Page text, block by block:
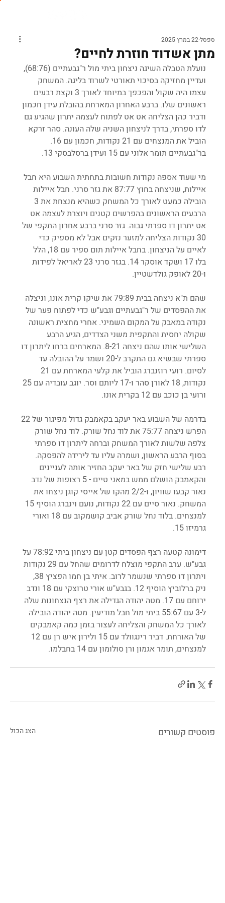
מתן אשדוד חוזרת לחיים?
ספסל22 במרץ 2025
נועלת הטבלה השיגה ניצחון ביתי מול ר"גבעתיים (68:76),
ועדיין מחזיקה בסיכוי תאורטי לשרוד בליגה. המשחק
עצמו היה שקול והפכפך במיוחד לאורך 3 וקצת רבעים
ראשונים שלו. ברבע האחרון המארחת בהובלת עידן חכמון
ודביר כהן הצליחה אט אט לפתוח לעצמה יתרון שהגיע גם
לדו ספרתי, בדרך לניצחון השניה שלה העונה. סהר זרקא
הוביל את המנצחים עם 21 נקודות, חכמון עם 16.
בר"גבעתיים תומר אלוני עם 15 ועידן ברסלבסקי 13.
מי שעוד אספה נקודות חשובות בתחתית השבוע היא חבל
איילות, שניצחה בחוץ 87:77 את גזר סרני. חבל איילות
הרבעים הראשונים בהפרשים קטנים ויוצרת לעצמה אט
אט יתרון דו ספרתי גבוה. גזר סרני ברבע אחרון התקפי של
30 נקודות הצליחה למזער נזקים אבל לא מספיק כדי
לאיים על הניצחון. בחבל איילות תום ספיר עם 18, הלל
בלו 17 ושקד אוסקר 14. בגזר סרני 23 לאריאל לפידות
ו-20 לאופק גולדשטיין.
שהם ת"א ניצחה בבית 79:89 את שיקו קרית אונו, וניצלה
את ההפסדים של ר"גבעתיים וגבע"ש כדי לפתוח פער של
נקודה במאבק על המקום השמיני. אחרי מחצית ראשונה
שקולה יחסית והתקפית משני הצדדים, הגיע הרבע
השלישי אותו שהם ניצחה 8-21. המארחים ברחו ליתרון דו
ספרתי שבשיא גם התקרב ל-20 ושמר על ההובלה עד
ורועי בן כוכב עם 12 בקרית אונו.
הפרש ניצחה 75:77 את לוד נחל שורק. לוד נחל שורק
צלפה שלשות לאורך המשחק וברחה ליתרון דו ספרתי
בסוף הרבע הראשון, ושמרה עליו עד לירידה להפסקה.
רבע שלישי חזק של באר יעקב החזיר אותה לעניינים
והקאמבק הושלם ממש במאני טיים - 5 רצופות של נדב
נאור קבעו שוויון, ו-2/2 מהקו של אייסי קוגן ניצחו את
למנצחים. בלוד נחל שורק אביב קושמקוב עם 18 ואורי
גרמיזו 15.
דימונה קטעה רצף הפסדים קטן עם ניצחון ביתי 78:92 על
גבע"ש. ערב התקפי מוצלח לדרומים שהחל עם 29 נקודות
ויתרון דו ספרתי שנשמר לרוב. איתי בן חמו הפציץ 38,
ניק ברלוביץ הוסיף 12. בגבע"ש אורי טרוצקי עם 18 ונדב
ירוחם עם 17. מטה יהודה הגדילה את רצף הנצחונות שלה
ל-3 עם 55:67 ביתי מול חבל מודיעין. מטה יהודה הובילה
לאורך כל המשחק והצליחה לעצור בזמן כמה קאמבקים
למנצחים, תומר אגמון ורן סולומון עם 14 בחבלמו.
פוסטים קשורים הצג הכול